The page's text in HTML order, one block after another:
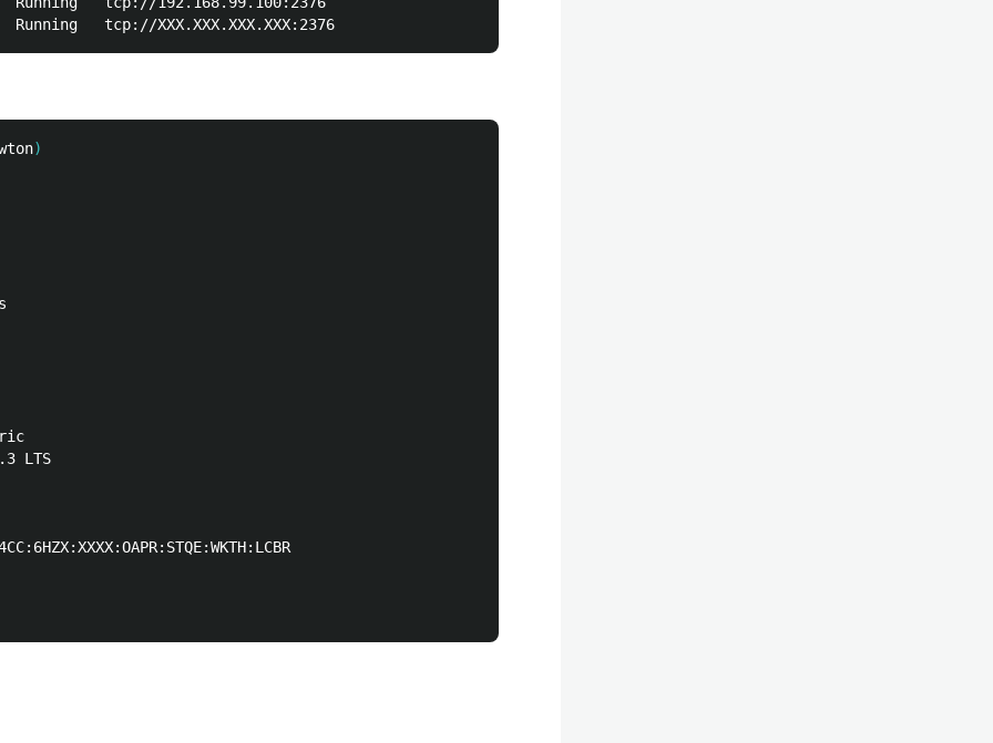
)
LTS